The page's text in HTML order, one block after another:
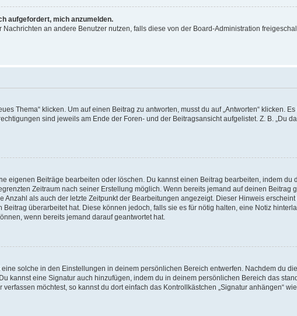
aufgefordert, mich anzumelden.
an andere Benutzer nutzen, falls diese von der Board-Administration
Thema“ klicken. Um auf einen Beitrag zu antworten, musst du auf „Antworten“ klicken.
sind jeweils am Ende der Foren- und der Beitragsansicht aufgelistet. Z. B. „Du
eigenen Beiträge bearbeiten oder löschen. Du kannst einen Beitrag bearbeiten, indem du
Zeitraum nach seiner Erstellung möglich. Wenn bereits jemand auf deinen Beitrag
als auch der letzte Zeitpunkt der Bearbeitungen angezeigt. Dieser Hinweis
überarbeitet hat. Diese können jedoch, falls sie es für nötig halten, eine Notiz
wenn bereits jemand darauf geantwortet hat.
solche in den Einstellungen in deinem persönlichen Bereich entwerfen. Nachdem du
kannst eine Signatur auch hinzufügen, indem du in deinem persönlichen Bereich das
möchtest, so kannst du dort einfach das Kontrollkästchen „Signatur anhängen“